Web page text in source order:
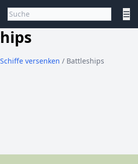
☰
Schiffe versenken / Battleships